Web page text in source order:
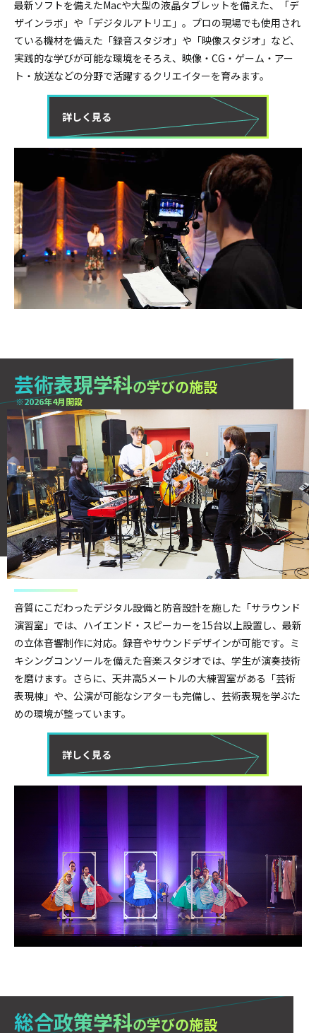
最新ソフトを備えたMacや大型の液晶タブレットを備えた、「デ
ザインラボ」や「デジタルアトリエ」。プロの現場でも使用され
ている機材を備えた「録音スタジオ」や「映像スタジオ」など、
実践的な学びが可能な環境をそろえ、映像・CG・ゲーム・アー
ト・放送などの分野で活躍するクリエイターを育みます。
詳しく見る
芸術表現学科の学びの施設
※2026年4月開設
音質にこだわったデジタル設備と防音設計を施した「サラウンド
演習室」では、ハイエンド・スピーカーを15台以上設置し、最新
の立体音響制作に対応。録音やサウンドデザインが可能です。ミ
キシングコンソールを備えた音楽スタジオでは、学生が演奏技術
を磨けます。さらに、天井高5メートルの大練習室がある「芸術
表現棟」や、公演が可能なシアターも完備し、芸術表現を学ぶた
めの環境が整っています。
詳しく見る
総合政策学科の学びの施設